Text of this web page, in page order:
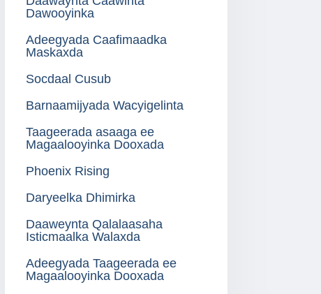
Dawooyinka
Adeegyada Caafimaadka
Maskaxda
Socdaal Cusub
Barnaamijyada Wacyigelinta
Taageerada asaaga ee
Magaalooyinka Dooxada
Phoenix Rising
Daryeelka Dhimirka
Daaweynta Qalalaasaha
Isticmaalka Walaxda
Adeegyada Taageerada ee
Magaalooyinka Dooxada